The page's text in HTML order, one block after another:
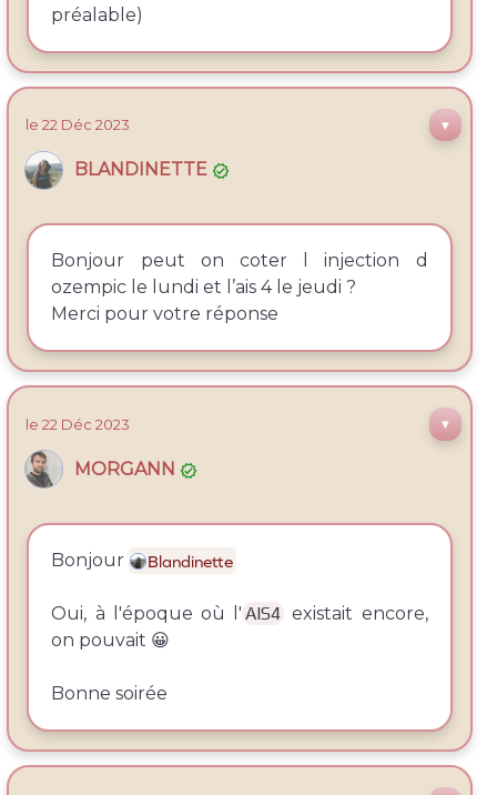
préalable)
le 22 Déc 2023 ▼
BLANDINETTE 
Bonjour peut on coter l injection d
ozempic le lundi et l’ais 4 le jeudi ?
Merci pour votre réponse
le 22 Déc 2023 ▼
MORGANN 
Bonjour Blandinette
Oui, à l'époque où l' AIS4 existait encore,
on pouvait 😀
Bonne soirée